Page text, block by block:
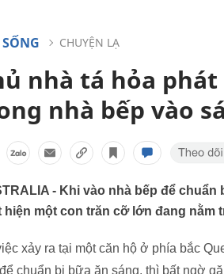
CHUYỆN LẠ
nhà tá hỏa
nhà bếp vào
- Khi vào nhà bếp để
hiện một con trăn cỡ lớn đang nằm
xảy ra tại một căn hộ ở phía bắc
chuẩn bị bữa ăn sáng, thì bất ngờ